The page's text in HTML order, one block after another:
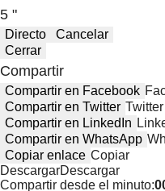
5 "
Directo
Cancelar
Cerrar
Compartir
Compartir en Facebook
Compartir en Twitter Twitter
Compartir en LinkedIn
Compartir en WhatsApp
Copiar enlace Copiar
DescargarDescargar
Compartir desde el minuto: